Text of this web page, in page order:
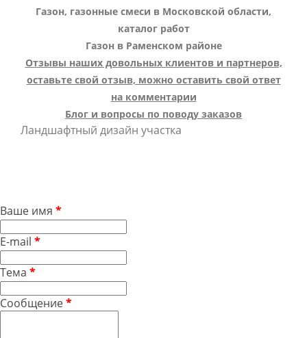
Газон, газонные смеси в Московской области,
каталог работ
Газон в Раменском районе
Отзывы наших довольных клиентов и партнеров,
оставьте свой отзыв, можно оставить свой ответ
на комментарии
Блог и вопросы по поводу заказов
Ландшафтный дизайн участка
Ваше имя *
E-mail *
Тема *
Сообщение*